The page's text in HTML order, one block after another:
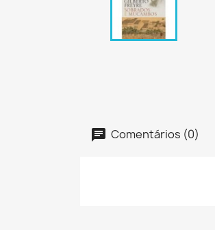
Comentários (0)